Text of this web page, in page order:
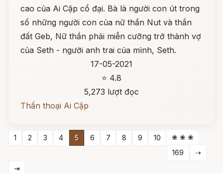
cao của Ai Cập cổ đại. Bà là người con út trong
số những người con của nữ thần Nut và thần
đất Geb, Nữ thần phải miễn cưỡng trở thành vợ
của Seth - người anh trai của mình, Seth.
17-05-2021
⭐ 4.8
5,273 lượt đọc
Thần thoại Ai Cập
1 2 3 4 5 6 7 8 9 10
❀ ❀ ❀
169
⇢
⇥